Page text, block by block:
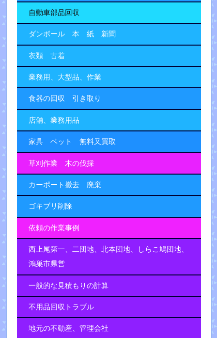
自動車部品回収
ダンボール 本 紙 新聞
衣類 古着
業務用、大型品、作業
食器の回収 引き取り
店舗、業務用品
家具 ベット 無料又買取
草刈作業 木の伐採
カーポート撤去 廃棄
ゴキブリ削除
依頼の作業事例
西上尾第一、二団地、北本団地、しらこ鳩団地、
鴻巣市県営
一般的な見積もりの計算
不用品回収トラブル
地元の不動産、管理会社